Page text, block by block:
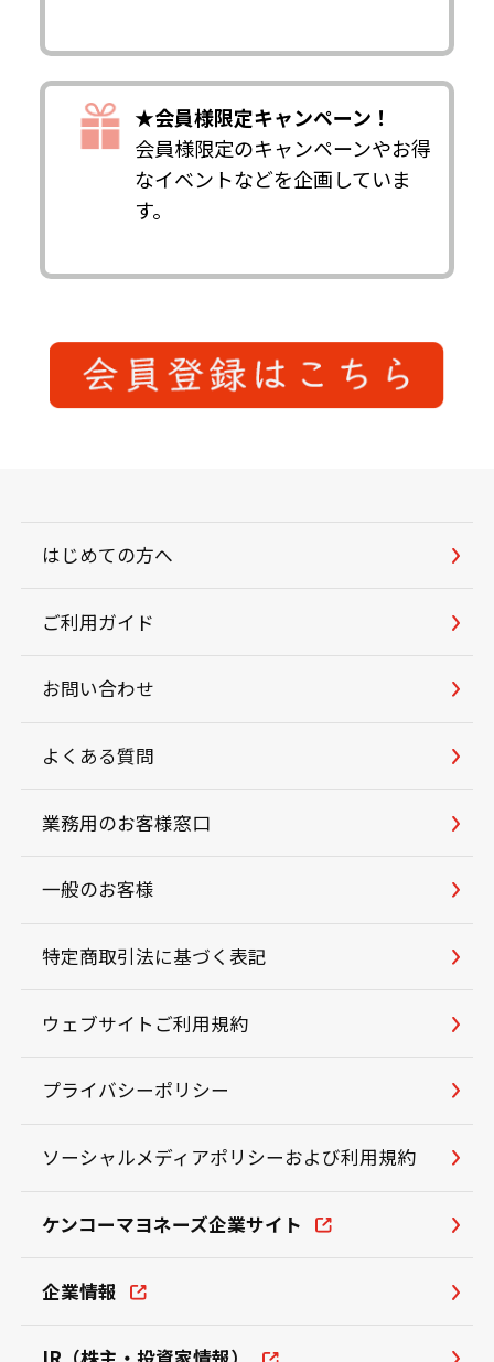
★会員様限定キャンペーン！
会員様限定のキャンペーンやお得
なイベントなどを企画していま
す。
はじめての方へ
ご利用ガイド
お問い合わせ
よくある質問
業務用のお客様窓口
一般のお客様
特定商取引法に基づく表記
ウェブサイトご利用規約
プライバシーポリシー
ソーシャルメディアポリシーおよび利用規約
ケンコーマヨネーズ企業サイト
企業情報